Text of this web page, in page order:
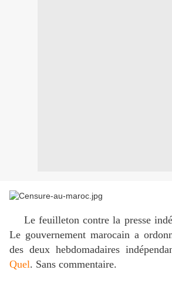
Le feuilleton contre la presse
Le gouvernement marocain a
des deux hebdomadaires
Quel. Sans commentaire.